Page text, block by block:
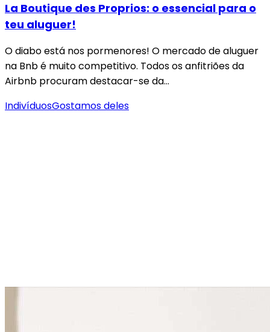
La Boutique des Proprios: o essencial para o
teu aluguer!
O diabo está nos pormenores! O mercado de aluguer
na Bnb é muito competitivo. Todos os anfitriões da
Airbnb procuram destacar-se da…
IndivíduosGostamos deles